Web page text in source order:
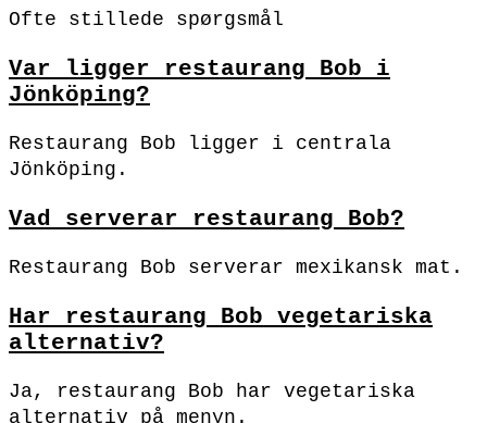
Ofte stillede spørgsmål
Var ligger restaurang Bob i
Jönköping?
Restaurang Bob ligger i centrala
Jönköping.
Vad serverar restaurang Bob?
Restaurang Bob serverar mexikansk mat.
Har restaurang Bob vegetariska
alternativ?
Ja, restaurang Bob har vegetariska
alternativ på menyn.